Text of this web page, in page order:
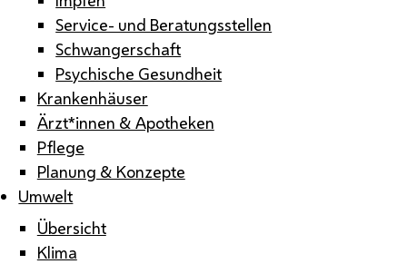
Service- und Beratungsstellen
Schwangerschaft
Psychische Gesundheit
Krankenhäuser
Ärzt*innen & Apotheken
Pflege
Planung & Konzepte
Umwelt
Übersicht
Klima